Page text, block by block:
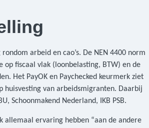
arbeid en cao’s. De NEN 4400 norm
fiscaal vlak (loonbelasting, BTW) en de
Het PayOK en Paychecked keurmerk ziet
huisvesting van arbeidsmigranten. Daarbij
Schoonmakend Nederland, IKB PSB.
allemaal ervaring hebben “aan de andere